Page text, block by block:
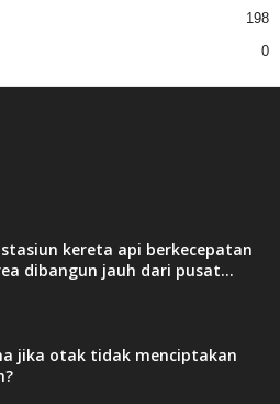
198
0
kereta api berkecepatan
dibangun jauh dari pusat...
jika otak tidak menciptakan